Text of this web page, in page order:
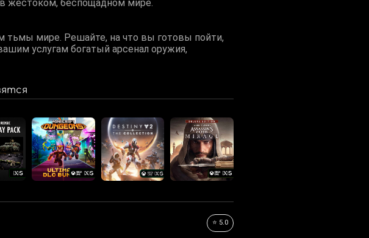
жестоком, беспощадном мире.
тьмы мире. Решайте, на что вы готовы пойти,
услугам богатый арсенал оружия,
⭐ 5.0